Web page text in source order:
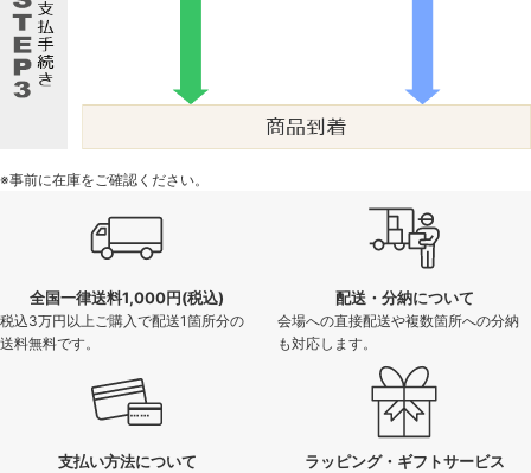
※事前に在庫をご確認ください。
全国一律送料1,000円(税込)
税込3万円以上ご購入で配送1箇所分の
送料無料です。
配送・分納について
会場への直接配送や複数箇所への分納
も対応します。
支払い方法について ラッピング・ギフトサービス